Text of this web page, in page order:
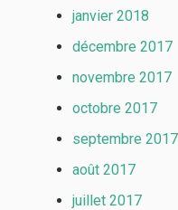
janvier 2018
décembre 2017
novembre 2017
octobre 2017
septembre 2017
août 2017
juillet 2017